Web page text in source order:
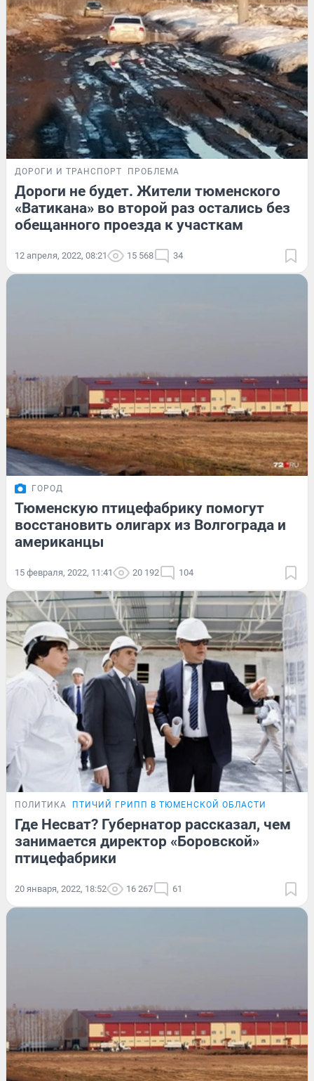
ДОРОГИ И ТРАНСПОРТ ПРОБЛЕМА
Дороги не будет. Жители тюменского
«Ватикана» во второй раз остались без
обещанного проезда к участкам
12 апреля, 2022, 08:21 15 568 34
ГОРОД
Тюменскую птицефабрику помогут
восстановить олигарх из Волгограда и
американцы
15 февраля, 2022, 11:41 20 192 104
ПОЛИТИКА ПТИЧИЙ ГРИПП В ТЮМЕНСКОЙ ОБЛАСТИ
Где Несват? Губернатор рассказал, чем
занимается директор «Боровской»
птицефабрики
20 января, 2022, 18:52 16 267 61